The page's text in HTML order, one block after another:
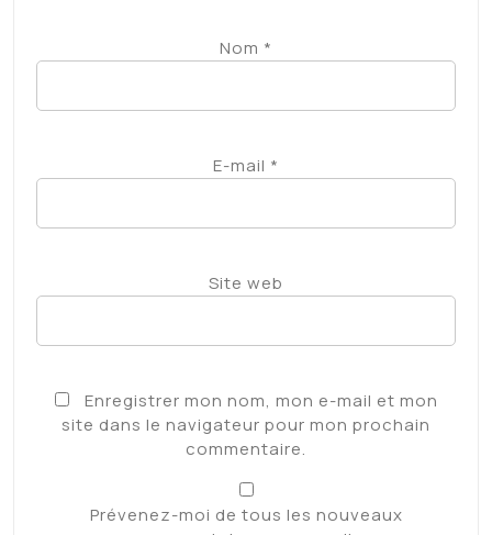
Nom *
E-mail *
Site web
Enregistrer mon nom, mon e-mail et mon
site dans le navigateur pour mon prochain
commentaire.
Prévenez-moi de tous les nouveaux